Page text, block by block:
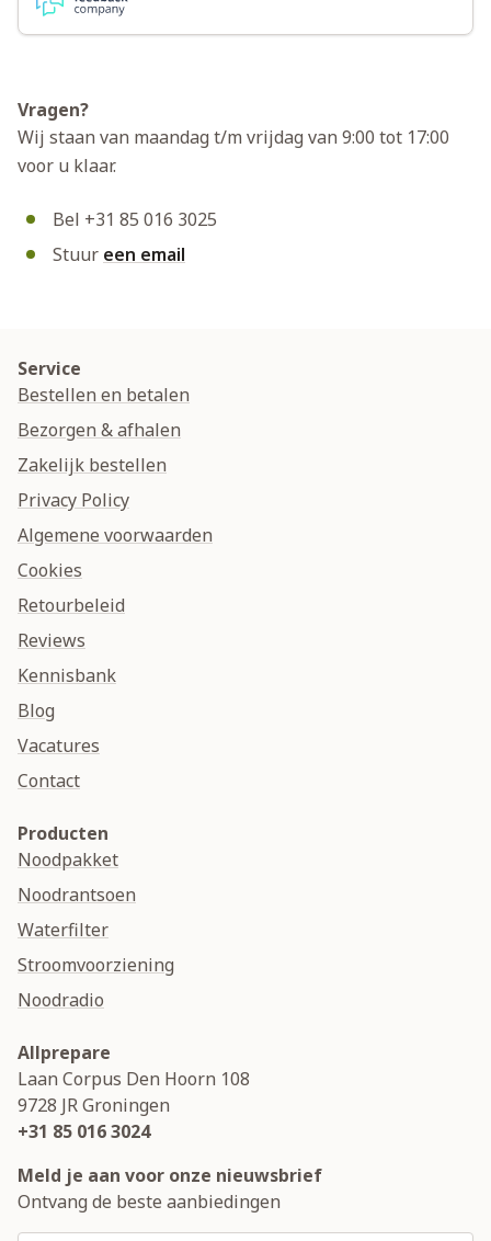
Vragen?
Wij staan van maandag t/m vrijdag van 9:00 tot 17:00
voor u klaar.
Bel +31 85 016 3025
Stuur een email
Service
Bestellen en betalen
Bezorgen & afhalen
Zakelijk bestellen
Privacy Policy
Algemene voorwaarden
Cookies
Retourbeleid
Reviews
Kennisbank
Blog
Vacatures
Contact
Producten
Noodpakket
Noodrantsoen
Waterfilter
Stroomvoorziening
Noodradio
Allprepare
Laan Corpus Den Hoorn 108
9728 JRGroningen
+31 85 016 3024
Meld je aan voor onze nieuwsbrief
Ontvang de beste aanbiedingen